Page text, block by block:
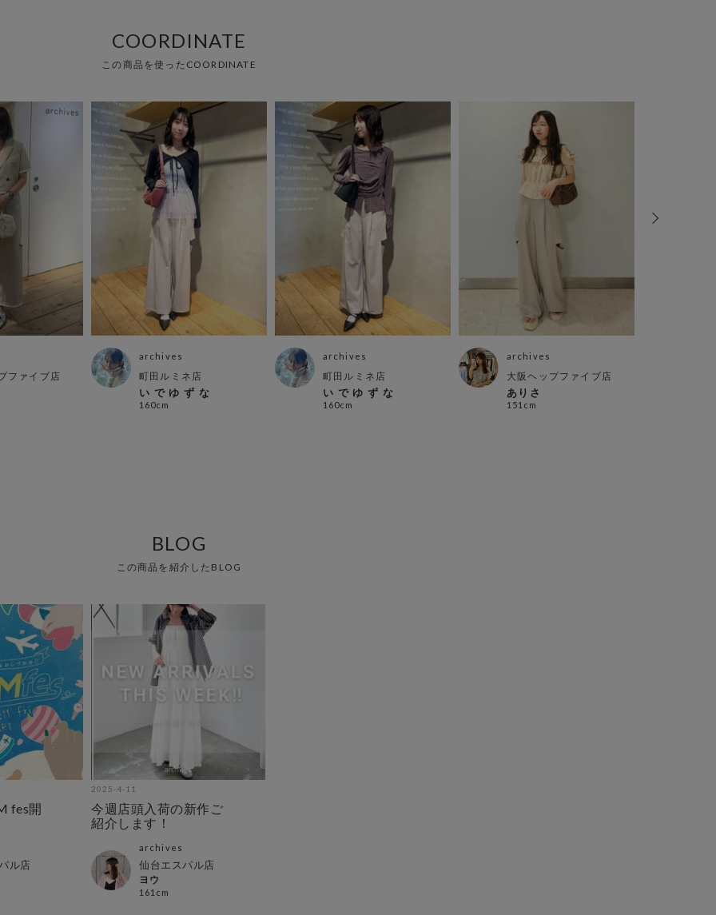
COORDINATE
この商品を使ったCOORDINATE
ファイブ店
archives
町田ルミネ店
い で ゆ ず な
160cm
archives
町田ルミネ店
い で ゆ ず な
160cm
archives
大阪ヘップファイブ店
ありさ
151cm
BLOG
この商品を紹介したBLOG
fes開
ル店
2025-4-11
今週店頭入荷の新作ご
紹介します！
archives
仙台エスパル店
ヨウ
161cm